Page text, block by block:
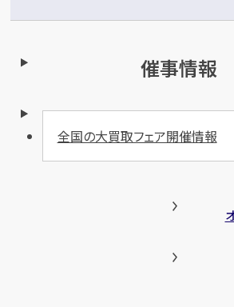
催事情報
全国の大買取フェア開催情報